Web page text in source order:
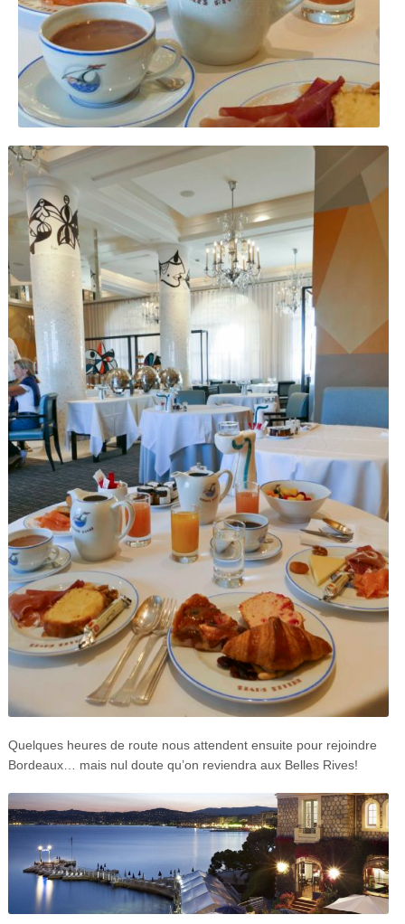
Quelques heures de route nous attendent ensuite pour rejoindre
Bordeaux… mais nul doute qu’on reviendra aux Belles Rives!